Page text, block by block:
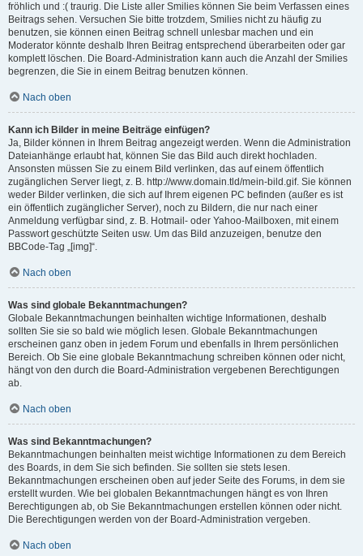
fröhlich und :( traurig. Die Liste aller Smilies können Sie beim Verfassen eines
Beitrags sehen. Versuchen Sie bitte trotzdem, Smilies nicht zu häufig zu
benutzen, sie können einen Beitrag schnell unlesbar machen und ein
Moderator könnte deshalb Ihren Beitrag entsprechend überarbeiten oder gar
komplett löschen. Die Board-Administration kann auch die Anzahl der Smilies
begrenzen, die Sie in einem Beitrag benutzen können.
Nach oben
Kann ich Bilder in meine Beiträge einfügen?
Ja, Bilder können in Ihrem Beitrag angezeigt werden. Wenn die Administration
Dateianhänge erlaubt hat, können Sie das Bild auch direkt hochladen.
Ansonsten müssen Sie zu einem Bild verlinken, das auf einem öffentlich
zugänglichen Server liegt, z. B. http://www.domain.tld/mein-bild.gif. Sie können
weder Bilder verlinken, die sich auf Ihrem eigenen PC befinden (außer es ist
ein öffentlich zugänglicher Server), noch zu Bildern, die nur nach einer
Anmeldung verfügbar sind, z. B. Hotmail- oder Yahoo-Mailboxen, mit einem
Passwort geschützte Seiten usw. Um das Bild anzuzeigen, benutze den
BBCode-Tag „[img]“.
Nach oben
Was sind globale Bekanntmachungen?
Globale Bekanntmachungen beinhalten wichtige Informationen, deshalb
sollten Sie sie so bald wie möglich lesen. Globale Bekanntmachungen
erscheinen ganz oben in jedem Forum und ebenfalls in Ihrem persönlichen
Bereich. Ob Sie eine globale Bekanntmachung schreiben können oder nicht,
hängt von den durch die Board-Administration vergebenen Berechtigungen
ab.
Nach oben
Was sind Bekanntmachungen?
Bekanntmachungen beinhalten meist wichtige Informationen zu dem Bereich
des Boards, in dem Sie sich befinden. Sie sollten sie stets lesen.
Bekanntmachungen erscheinen oben auf jeder Seite des Forums, in dem sie
erstellt wurden. Wie bei globalen Bekanntmachungen hängt es von Ihren
Berechtigungen ab, ob Sie Bekanntmachungen erstellen können oder nicht.
Die Berechtigungen werden von der Board-Administration vergeben.
Nach oben